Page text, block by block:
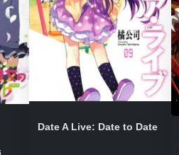
Date A Live: Date to Date